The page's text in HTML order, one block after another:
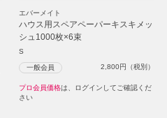
エバーメイト
ハウス用スペアペーパーキスキメッ
シュ1000枚×6束
S
一般会員 2,800円（税別）
プロ会員価格は、ログインしてご確認くだ
さい